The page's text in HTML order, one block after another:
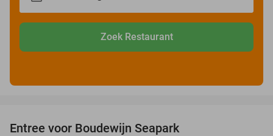
Zoek Restaurant
Entree voor Boudewijn Seapark